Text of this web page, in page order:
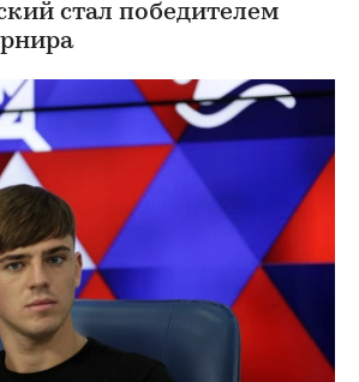
стал победителем